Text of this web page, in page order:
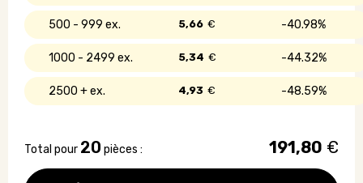
500 - 999 40.98%
5,66 €
1000 - 2499 44.32%
5,34 €
2500 + 48.59%
4,93 €
Total pour 20 pièces : 191,80 €